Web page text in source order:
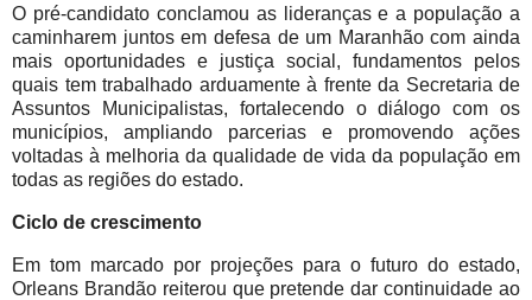
O pré-candidato conclamou as lideranças e a população a
caminharem juntos em defesa de um Maranhão com ainda
mais oportunidades e justiça social, fundamentos pelos
quais tem trabalhado arduamente à frente da Secretaria de
Assuntos Municipalistas, fortalecendo o diálogo com os
municípios, ampliando parcerias e promovendo ações
voltadas à melhoria da qualidade de vida da população em
todas as regiões do estado.
Ciclo de crescimento
Em tom marcado por projeções para o futuro do estado,
Orleans Brandão reiterou que pretende dar continuidade ao